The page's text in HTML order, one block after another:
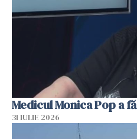
Medicul Monica Pop a
31 IULIE 2026